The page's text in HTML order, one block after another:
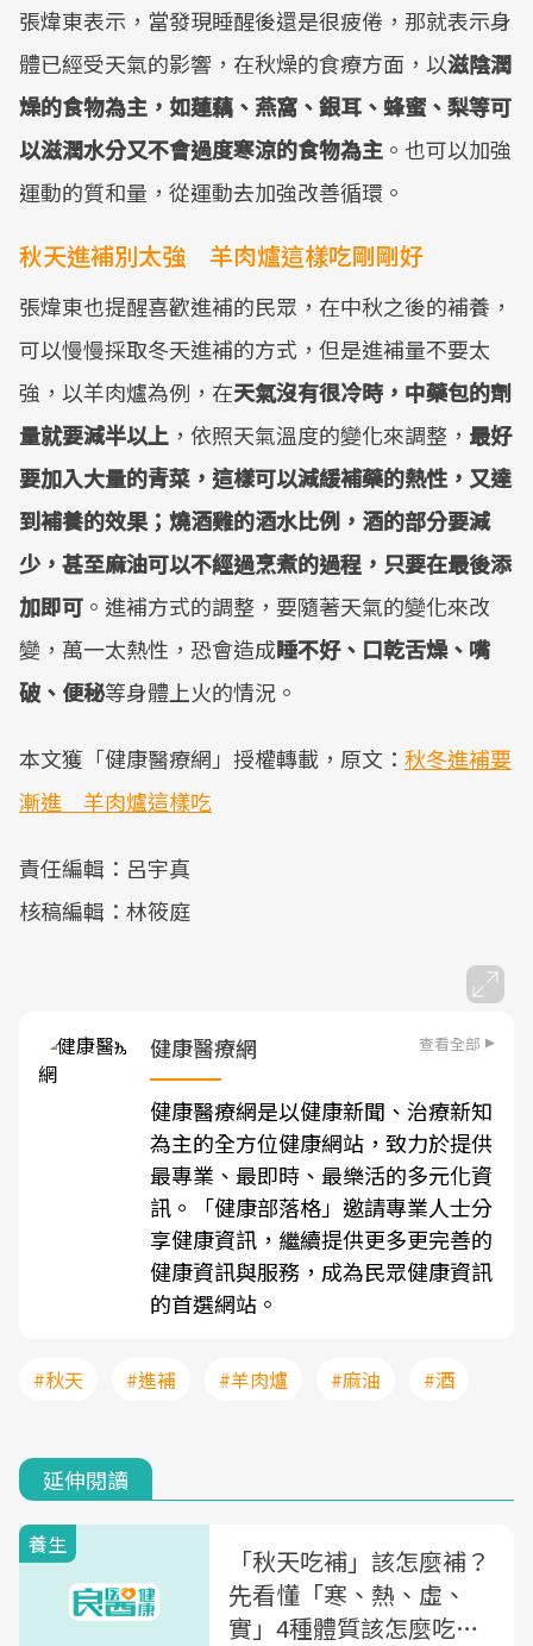
張煒東表示，當發現睡醒後還是很疲倦，那就表示身
體已經受天氣的影響，在秋燥的食療方面，以滋陰潤
燥的食物為主，如蓮藕、燕窩、銀耳、蜂蜜、梨等可
以滋潤水分又不會過度寒涼的食物為主 。也可以加強
運動的質和量，從運動去加強改善循環。
秋天進補別太強 羊肉爐這樣吃剛剛好
張煒東也提醒喜歡進補的民眾，在中秋之後的補養，
可以慢慢採取冬天進補的方式，但是進補量不要太
強，以羊肉爐為例，在天氣沒有很冷時，中藥包的劑
量就要減半以上 ，依照天氣溫度的變化來調整， 最好
要加入大量的青菜，這樣可以減緩補藥的熱性，又達
到補養的效果；燒酒雞的酒水比例，酒的部分要減
少，甚至麻油可以不經過烹煮的過程，只要在最後添
加即可 。進補方式的調整，要隨著天氣的變化來改
變，萬一太熱性，恐會造成睡不好、口乾舌燥、嘴
破、便秘等身體上火的情況。
本文獲「健康醫療網」授權轉載，原文： 秋冬進補要
漸進 羊肉爐這樣吃
責任編輯：呂宇真
核稿編輯：林筱庭
健康醫療網 查看全部
健康醫療網是以健康新聞、治療新知
為主的全方位健康網站，致力於提供
最專業、最即時、最樂活的多元化資
訊。「健康部落格」邀請專業人士分
享健康資訊，繼續提供更多更完善的
健康資訊與服務，成為民眾健康資訊
的首選網站。
#秋天 #進補 #羊肉爐 #麻油 #酒
延伸閱讀
養生
「秋天吃補」該怎麼補？
先看懂「寒、熱、虛、
實」4種體質該怎麼吃？